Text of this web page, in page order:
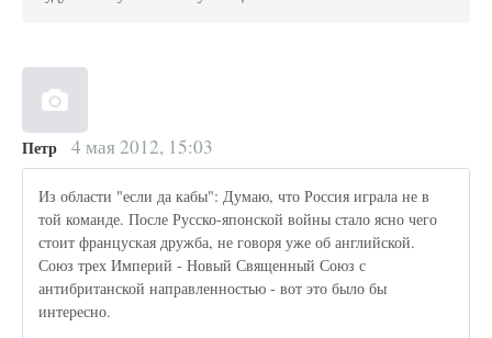
Петр 4 мая 2012, 15:03
Из области "если да кабы": Думаю, что Россия играла не в
той команде. После Русско-японской войны стало ясно чего
стоит француская дружба, не говоря уже об английской.
Союз трех Империй - Новый Священный Союз с
антибританской направленностью - вот это было бы
интересно.